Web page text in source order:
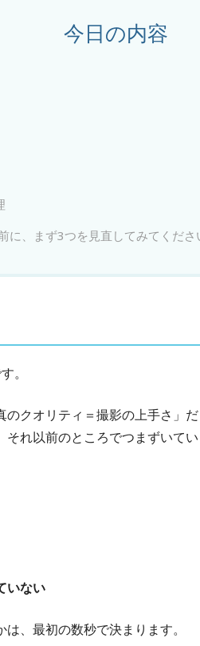
今日の内容
に、まず3つを見直してみてくださ
。
のクオリティ＝撮影の上手さ」
れ以前のところでつまずいてい
いない
、最初の数秒で決まります。